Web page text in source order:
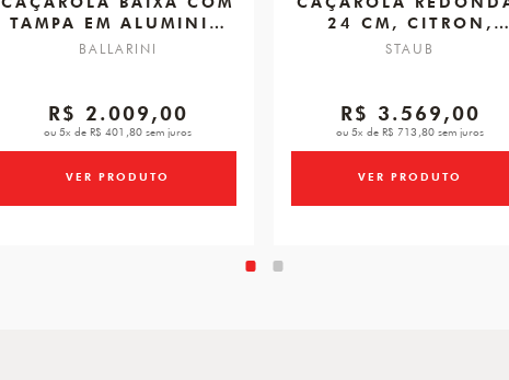
TAMPA EM ALUMINIO
COM REVESTIMENTO,
BALLARINI
R$ 2.009,00
ou 5x de R$ 401,80 sem juros
VER PRODUTO
24 CM, CITRON,
FERRO FUNDIDO
STAUB
R$ 3.569,00
ou 5x de R$ 713,80 sem juros
VER PRODUTO